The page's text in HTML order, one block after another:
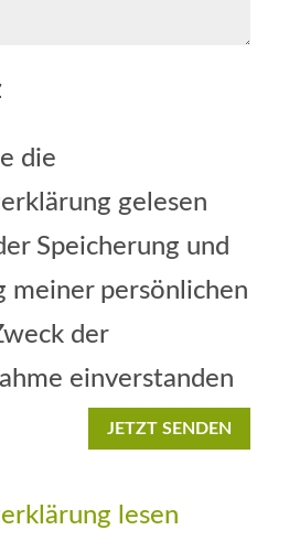
die
gelesen
Speicherung und
meiner persönlichen
der
einverstanden
JETZT SENDEN
lesen